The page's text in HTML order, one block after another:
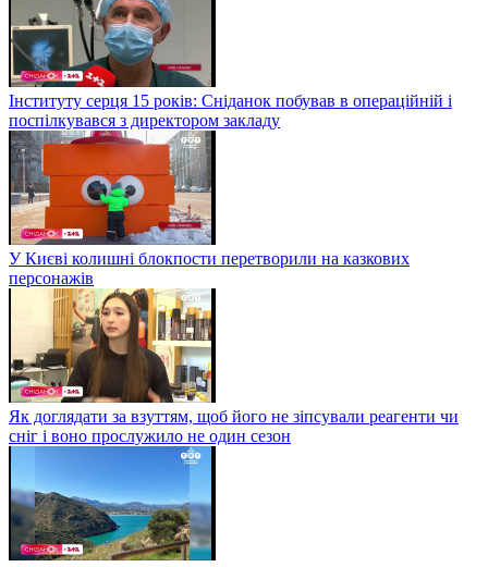
Інституту серця 15 років: Сніданок побував в операційній і
поспілкувався з директором закладу
У Києві колишні блокпости перетворили на казкових
персонажів
Як доглядати за взуттям, щоб його не зіпсували реагенти чи
сніг і воно прослужило не один сезон